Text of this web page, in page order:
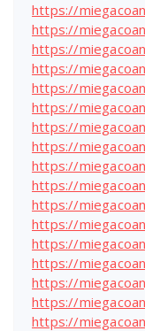
https://
https://
https://
https://
https://
https://
https://
https://
https://
https://
https://
https://
https://
https://
https://
https://
https://